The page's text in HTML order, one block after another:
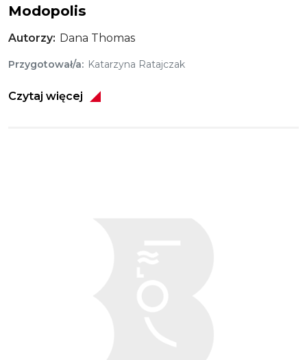
Modopolis
Autorzy Dana Thomas
Przygotował/a Katarzyna Ratajczak
Czytaj więcej